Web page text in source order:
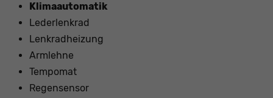
Klimaautomatik
Lederlenkrad
Lenkradheizung
Armlehne
Tempomat
Regensensor